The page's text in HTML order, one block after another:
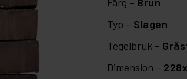
Typ – Slagen
Tegelbruk –
Dimension –